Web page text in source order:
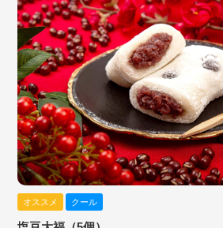
オススメ クール